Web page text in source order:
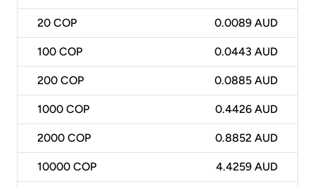
20 COP 0.0089 AUD
100 COP 0.0443 AUD
200 COP 0.0885 AUD
1000 COP 0.4426 AUD
2000 COP 0.8852 AUD
10000 COP 4.4259 AUD